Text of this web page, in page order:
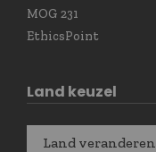
MOG 231
EthicsPoint
Land keuzel
Land veranderen